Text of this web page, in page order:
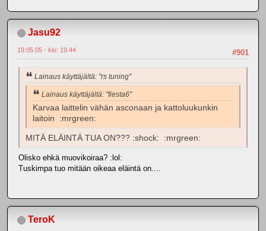
Jasu92
#901
19.05.05 - klo: 19.44
Lainaus käyttäjältä: "rs tuning"
Lainaus käyttäjältä: "fiesta6"
Karvaa laittelin vähän asconaan ja kattoluukunkin
laitoin :mrgreen:
MITÄ ELÄINTÄ TUA ON??? :shock: :mrgreen:
Olisko ehkä muovikoiraa? :lol:
Tuskimpa tuo mitään oikeaa eläintä on....
TeroK